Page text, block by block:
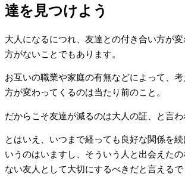
達を見つけよう
大人になるにつれ、友達との付き合い方が
方がないことでもあります。
お互いの職業や家庭の有無などによって、
方が変わってくるのは当たり前のこと。
だからこそ友達が減るのは大人の証、と言わ
とはいえ、いつまで経っても良好な関係を
いうのはいますし、そういう人と出会えた
ない友人として大切にするべきだと言えるで